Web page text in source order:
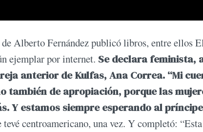
Alberto Fernández publicó libros, entre ellos
ejemplar por internet. Se declara feminista,
anterior de Kulfas, Ana Correa. “Mi
también de apropiación, porque las
Y estamos siempre esperando al
centroamericano, una vez. Y completó: